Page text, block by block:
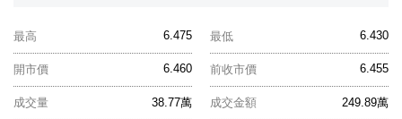
6.475
最高 6.430
最低
6.460
開市價 6.455
前收市價
38.77萬
成交量 249.89萬
成交金額